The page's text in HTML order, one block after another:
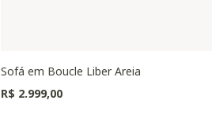
Sofá em Boucle Liber Areia
R$ 2.999,00